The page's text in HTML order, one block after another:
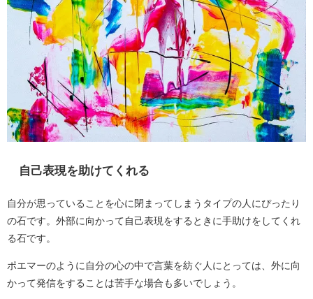
自己表現を助けてくれる
自分が思っていることを心に閉まってしまうタイプの人にぴったり
の石です。外部に向かって自己表現をするときに手助けをしてくれ
る石です。
ポエマーのように自分の心の中で言葉を紡ぐ人にとっては、外に向
かって発信をすることは苦手な場合も多いでしょう。